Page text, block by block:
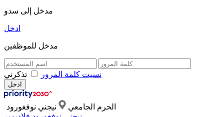
مدخل إلى سدو
ادخل
مدخل للموظفين
نسيت كلمة المرور تذكرني
الحرم الجامعي
نيجني نوفغورود